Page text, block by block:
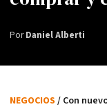
PorDaniel Alberti
NEGOCIOS / Con